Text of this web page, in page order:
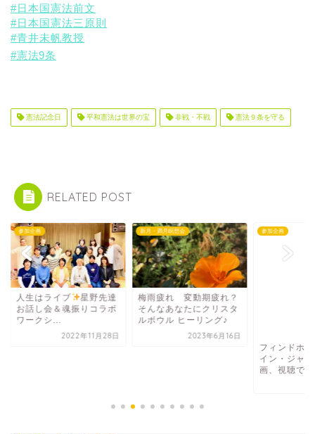
#日本国憲法前文
#日本国憲法三原則
#青井未帆教授
#憲法9条
憲法記念日 平和憲法は世界の宝 非戦・不戦 憲法９条を守る
RELATED POST
はライブ
星野先達
し会＆魂振りコラボ
クシ...
2022年11月28日
新月・満月瞑想会
梅雨疲れ 変動期疲れ？
そんなあなたにクリスタ
ルボウル ヒーリング♪
2023年6月16日
参加企画
フィンドホーン・オ
イン・ジャーニーの
画、視聴できますよ